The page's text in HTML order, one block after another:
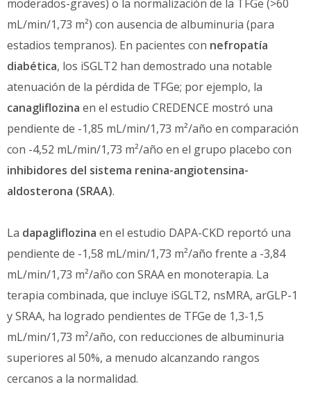
moderados-graves) o la normalización de la TFGe (>60
mL/min/1,73 m²) con ausencia de albuminuria (para
estadios tempranos). En pacientes con nefropatía
diabética, los iSGLT2 han demostrado una notable
atenuación de la pérdida de TFGe; por ejemplo, la
canagliflozina en el estudio CREDENCE mostró una
pendiente de -1,85 mL/min/1,73 m²/año en comparación
con -4,52 mL/min/1,73 m²/año en el grupo placebo con
inhibidores del sistema renina-angiotensina-
aldosterona (SRAA).
La dapagliflozina en el estudio DAPA-CKD reportó una
pendiente de -1,58 mL/min/1,73 m²/año frente a -3,84
mL/min/1,73 m²/año con SRAA en monoterapia. La
terapia combinada, que incluye iSGLT2, nsMRA, arGLP-1
y SRAA, ha logrado pendientes de TFGe de 1,3-1,5
mL/min/1,73 m²/año, con reducciones de albuminuria
superiores al 50%, a menudo alcanzando rangos
cercanos a la normalidad.